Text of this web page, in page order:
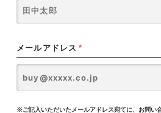
メールアドレス *
※ご記入いただいたメールアドレス宛てに、お問い